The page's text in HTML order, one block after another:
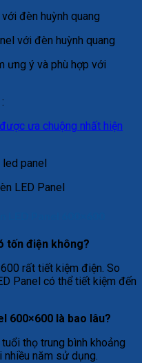
với đèn huỳnh quang
ưng ý và phù hợp với
ưa chuộng nhất hiện
LED Panel
tốn điện không?
rất tiết kiệm điện. So
Panel có thể tiết kiệm đến
600×600 là bao lâu?
thọ trung bình khoảng
năm sử dụng.